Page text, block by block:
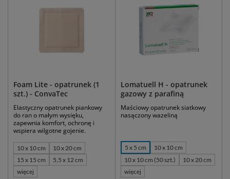
Foam Lite - opatrunek (1
szt.) - ConvaTec
Elastyczny opatrunek piankowy
do ran o małym wysięku,
zapewnia komfort, ochronę i
wspiera wilgotne gojenie.
10 x 10 cm
10 x 20 cm
15 x 15 cm
5,5 x 12 cm
więcej
Lomatuell H - opatrunek
gazowy z parafiną
Maściowy opatrunek siatkowy
nasączony wazeliną
5 x 5 cm
10 x 10 cm
10 x 10 cm (50 szt.)
10 x 20 cm
więcej